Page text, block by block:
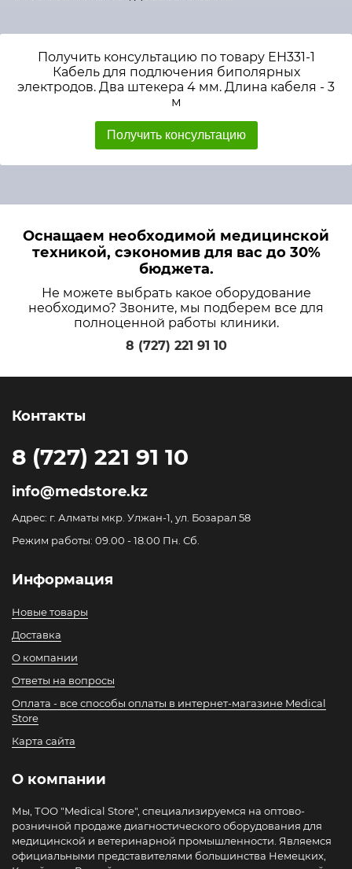
Получить консультацию по товару ЕН331-1
Кабель для подлючения биполярных
электродов. Два штекера 4 мм. Длина кабеля - 3
м
Получить консультацию
Оснащаем необходимой медицинской
техникой, сэкономив для вас до 30%
бюджета.
Не можете выбрать какое оборудование
необходимо? Звоните, мы подберем все для
полноценной работы клиники.
8 (727) 221 91 10
Контакты
8 (727) 221 91 10
info@medstore.kz
Адрес: г. Алматы мкр. Улжан-1, ул. Бозарал 58
Режим работы: 09.00 - 18.00 Пн. Сб.
Информация
Новые товары
Доставка
О компании
Ответы на вопросы
Оплата - все способы оплаты в интернет-магазине Medical
Store
Карта сайта
О компании
Мы, ТОО "Medical Store", специализируемся на оптово-
розничной продаже диагностического оборудования для
медицинской и ветеринарной промышленности. Являемся
официальными представителями большинства Немецких,